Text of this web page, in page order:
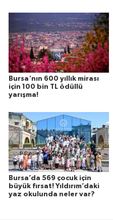
Bursa'nın 600 yıllık mirası
için 100 bin TL ödüllü
yarışma!
Bursa’da 569 çocuk için
büyük fırsat! Yıldırım’daki
yaz okulunda neler var?